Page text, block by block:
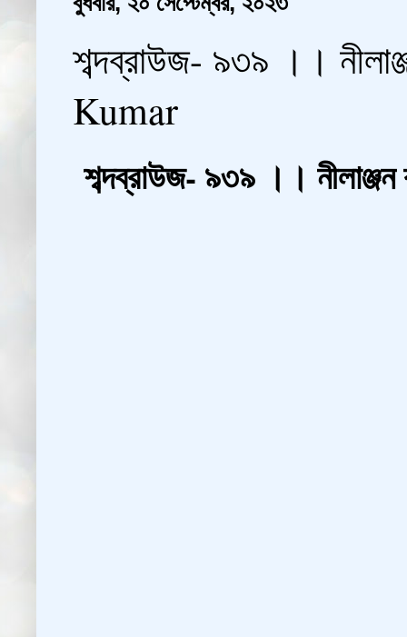
শব্দব্রাউজ- ৯৩৯ ।।
Kumar
শব্দব্রাউজ- ৯৩৯ ।।